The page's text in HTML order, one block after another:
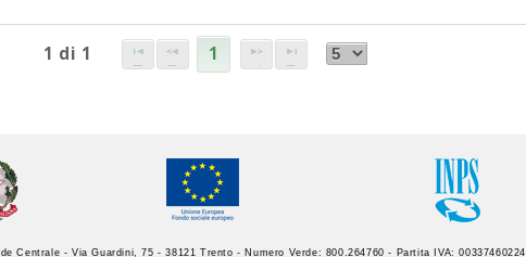
1 di 1 1
Centrale - Via Guardini, 75 - 38121 Trento - Numero Verde: 800.264760 - Partita IVA: 00337460224